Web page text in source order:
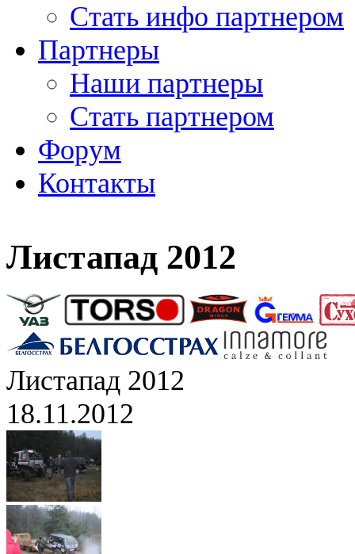
Стать инфо партнером
Партнеры
Наши партнеры
Стать партнером
Форум
Контакты
Листапад 2012
Листапад 2012
18.11.2012